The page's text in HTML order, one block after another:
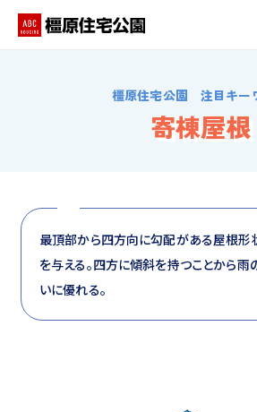
アクセス
好みからモデルハウスを探す
住まいづくりお役立ち情報
橿原住宅公園 注目キー
寄棟屋根
最頂部から四方向に勾配がある屋根形
を与える。四方に傾斜を持つことから雨
いに優れる。